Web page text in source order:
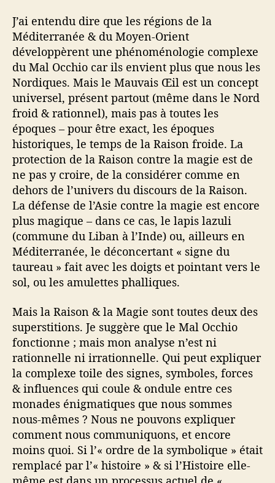
J’ai entendu dire que les régions de la
Méditerranée & du Moyen-Orient
développèrent une phénoménologie complexe
du Mal Occhio car ils envient plus que nous les
Nordiques. Mais le Mauvais Œil est un concept
universel, présent partout (même dans le Nord
froid & rationnel), mais pas à toutes les
époques – pour être exact, les époques
historiques, le temps de la Raison froide. La
protection de la Raison contre la magie est de
ne pas y croire, de la considérer comme en
dehors de l’univers du discours de la Raison.
La défense de l’Asie contre la magie est encore
plus magique – dans ce cas, le lapis lazuli
(commune du Liban à l’Inde) ou, ailleurs en
Méditerranée, le déconcertant « signe du
taureau » fait avec les doigts et pointant vers le
sol, ou les amulettes phalliques.
Mais la Raison & la Magie sont toutes deux des
superstitions. Je suggère que le Mal Occhio
fonctionne ; mais mon analyse n’est ni
rationnelle ni irrationnelle. Qui peut expliquer
la complexe toile des signes, symboles, forces
& influences qui coule & ondule entre ces
monades énigmatiques que nous sommes
nous-mêmes ? Nous ne pouvons expliquer
comment nous communiquons, et encore
moins quoi. Si l’« ordre de la symbolique » était
remplacé par l’« histoire » & si l’Histoire elle-